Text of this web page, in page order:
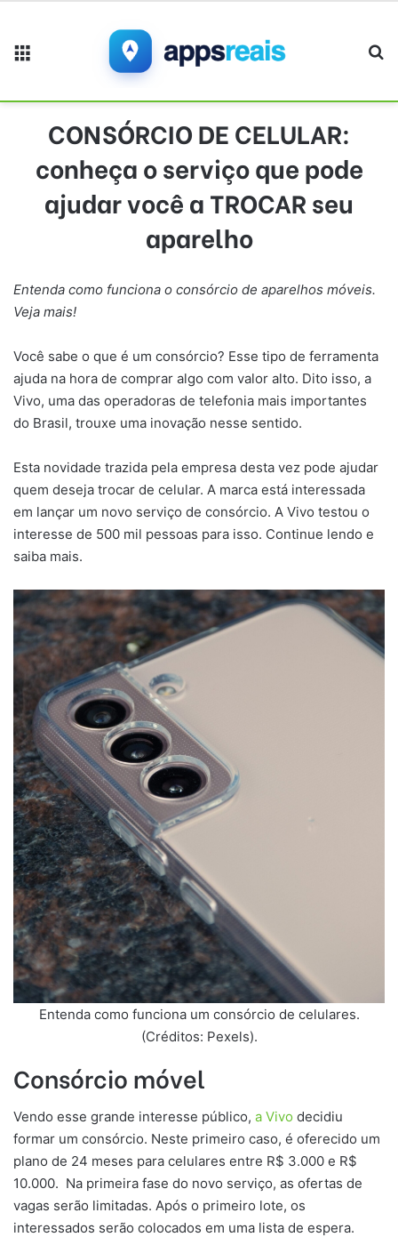
CONSÓRCIO DE CELULAR:
conheça o serviço que pode
ajudar você a TROCAR seu
aparelho
Entenda como funciona o consórcio de aparelhos móveis.
Veja mais!
Você sabe o que é um consórcio? Esse tipo de ferramenta
ajuda na hora de comprar algo com valor alto. Dito isso, a
Vivo, uma das operadoras de telefonia mais importantes
do Brasil, trouxe uma inovação nesse sentido.
Esta novidade trazida pela empresa desta vez pode ajudar
quem deseja trocar de celular. A marca está interessada
em lançar um novo serviço de consórcio. A Vivo testou o
interesse de 500 mil pessoas para isso. Continue lendo e
saiba mais.
Entenda como funciona um consórcio de celulares.
(Créditos: Pexels).
Consórcio móvel
Vendo esse grande interesse público, a Vivo decidiu
formar um consórcio. Neste primeiro caso, é oferecido um
plano de 24 meses para celulares entre R$ 3.000 e R$
10.000. Na primeira fase do novo serviço, as ofertas de
vagas serão limitadas. Após o primeiro lote, os
interessados serão colocados em uma lista de espera.